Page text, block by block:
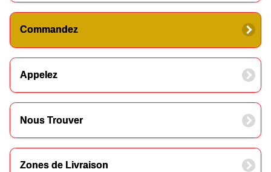
Commandez
Appelez
Nous Trouver
Zones de Livraison